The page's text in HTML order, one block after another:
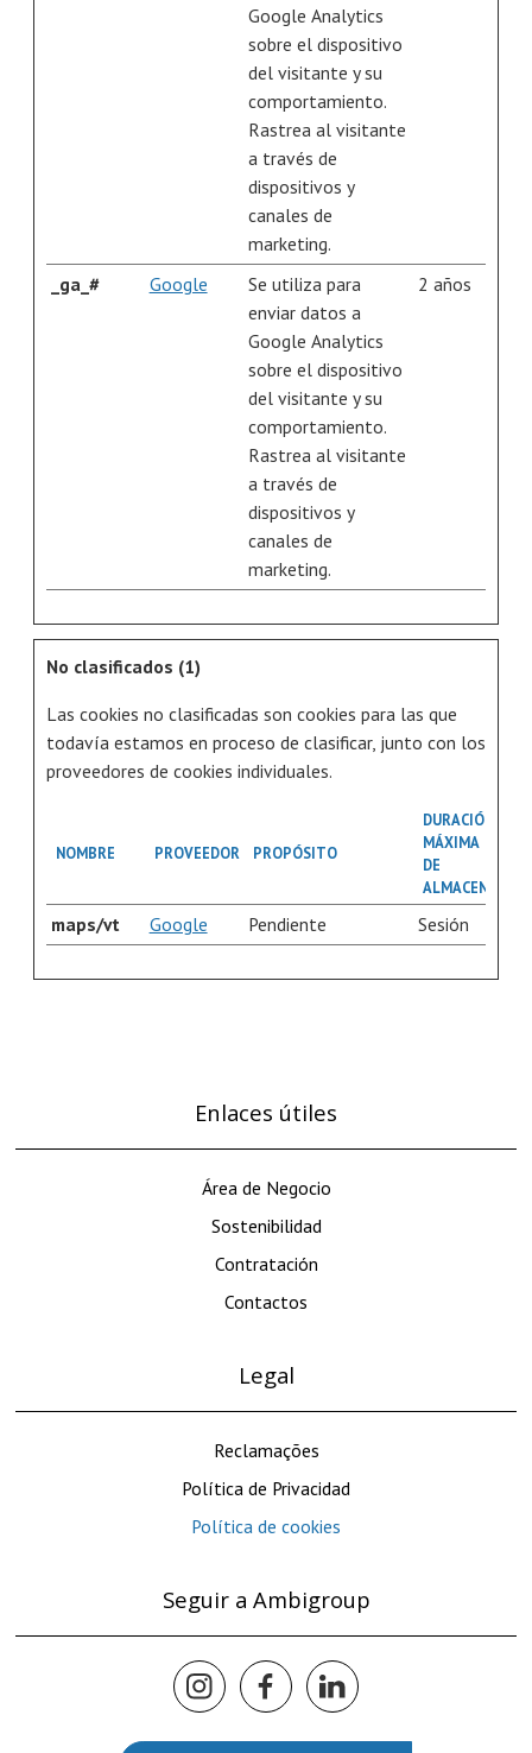
Google Analytics
sobre el dispositivo
del visitante y su
comportamiento.
Rastrea al visitante
a través de
dispositivos y
canales de
marketing.
_ga_# Google
Se utiliza para
enviar datos a
Google Analytics
sobre el dispositivo
del visitante y su
comportamiento.
Rastrea al visitante
a través de
dispositivos y
canales de
marketing.
2 años
No clasificados (1)
Las cookies no clasificadas son cookies para las que
todavía estamos en proceso de clasificar, junto con los
proveedores de cookies individuales.
NOMBRE PROVEEDOR PROPÓSITO
DURACIÓN
MÁXIMA
DE
maps/vt Google Pendiente Sesión
Enlaces útiles
Área de Negocio
Sostenibilidad
Contratación
Contactos
Legal
Reclamações
Política de Privacidad
Política de cookies
Seguir a Ambigroup